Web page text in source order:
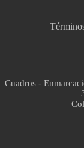
Cuadros -